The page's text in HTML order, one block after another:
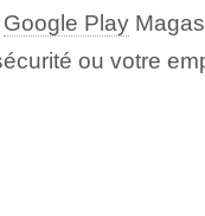
Google Play
ou votre